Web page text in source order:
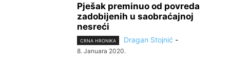
Pješak preminuo od povreda
zadobijenih u saobraćajnoj
nesreći
CRNA HRONIKA Dragan Stojnić -
8. Januara 2020.